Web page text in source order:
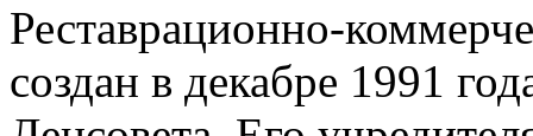
Реставрационно-
создан в декабре 1991